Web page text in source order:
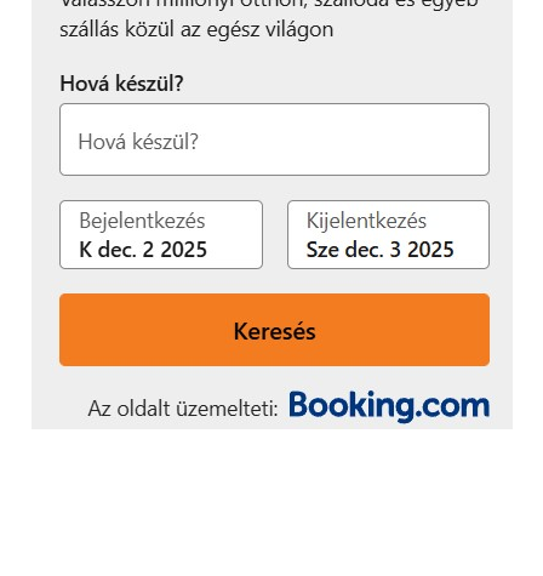
például azután döntött úgy, hogy két év „alkotói
szabadság” után új irányba fordítja karrierjét, hogy
„A két év kihagyás alatt
számos új tudást szedtem
fel az olasz nyelvtől a
Front End
webfejlesztésig. A
munkától való távollét
ezzel együtt is
kedvezőtlen hatással